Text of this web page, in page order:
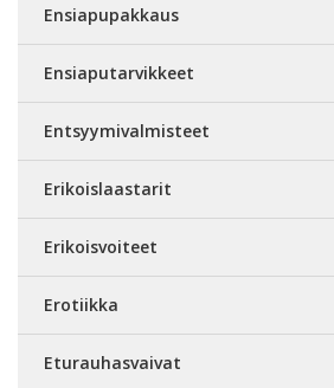
Ensiapupakkaus
Ensiaputarvikkeet
Entsyymivalmisteet
Erikoislaastarit
Erikoisvoiteet
Erotiikka
Eturauhasvaivat